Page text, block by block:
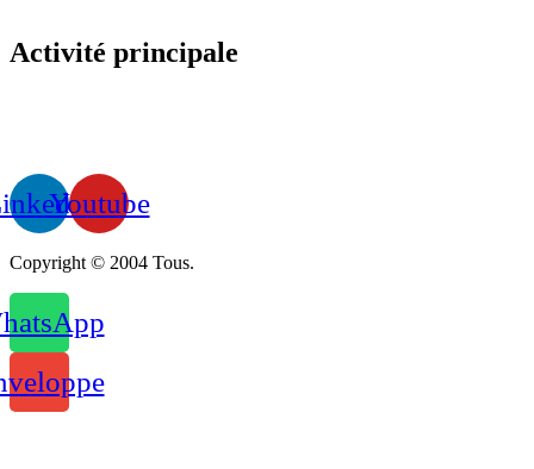
Activité principale
Youtube
Copyright © 2004 Tous.